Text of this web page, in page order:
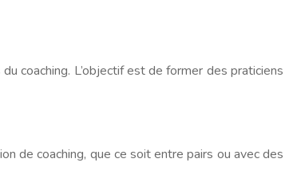
coaching. L’objectif est de former des praticiens
de coaching, que ce soit entre pairs ou avec des